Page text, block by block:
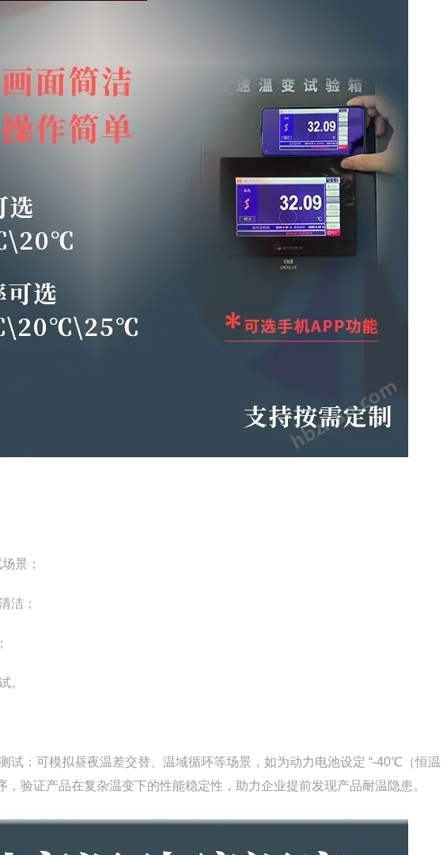
景；
洁；
。
试：可模拟昼夜温差交替、温域循环等场景，如为动力电池设定 “-40℃（恒
验证产品在复杂温变下的性能稳定性，助力企业提前发现产品耐温隐患。